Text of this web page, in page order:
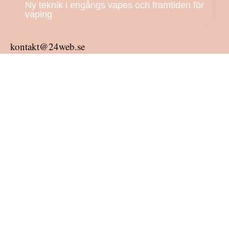
Ny teknik i engångs vapes och framtiden för
vaping
kontakt@24web.se